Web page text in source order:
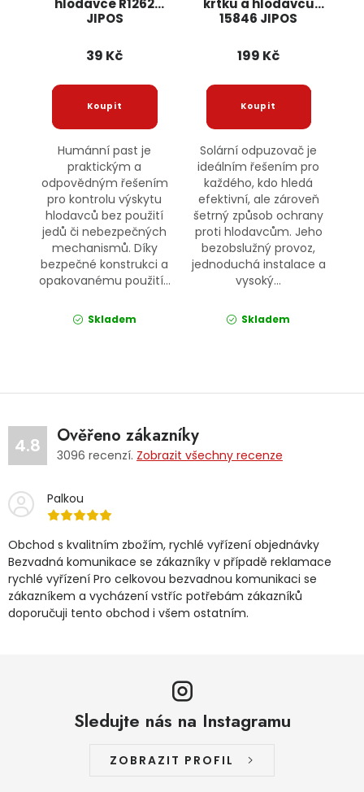
hlodavce R1262
JIPOS
39 Kč
Humánní past je
praktickým a
odpovědným řešením
pro kontrolu výskytu
hlodavců bez použití
jedů či nebezpečných
mechanismů. Díky
bezpečné konstrukci a
opakovanému použití...
Skladem
krtků a hlodavců
15846 JIPOS
199 Kč
Solární odpuzovač je
ideálním řešením pro
každého, kdo hledá
efektivní, ale zároveň
šetrný způsob ochrany
proti hlodavcům. Jeho
bezobslužný provoz,
jednoduchá instalace a
vysoký...
Skladem
4.8 Ověřeno zákazníky
3096 recenzí. Zobrazit všechny recenze
Palkou
Obchod s kvalitním zbožím, rychlé vyřízení objednávky
Bezvadná komunikace se zákazníky v případě reklamace
rychlé vyřízení Pro celkovou bezvadnou komunikaci se
zákazníkem a vycházení vstříc potřebám zákazníků
doporučuji tento obchod i všem ostatním.
Sledujte nás na Instagramu
ZOBRAZIT PROFIL